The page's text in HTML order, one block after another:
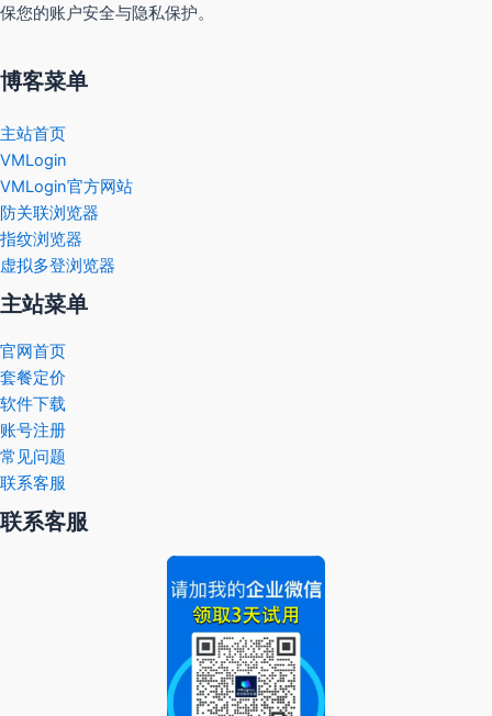
保您的账户安全与隐私保护。
博客菜单
主站首页
VMLogin
VMLogin官方网站
防关联浏览器
指纹浏览器
虚拟多登浏览器
主站菜单
官网首页
套餐定价
软件下载
账号注册
常见问题
联系客服
联系客服